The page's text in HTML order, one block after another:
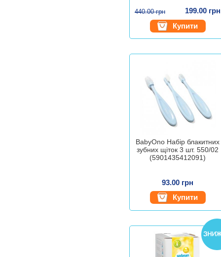
440.00 грн
199.00 грн
Купити
BabyOno Набір блакитних
зубних щіток 3 шт. 550/02
(5901435412091)
93.00 грн
Купити